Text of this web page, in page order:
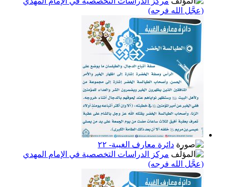
(عجَّل الله فرجه)
دائرة معارف الغيبة- ٢٢
مركز الدراسات التخصصية في الإمام المهدي
(عجَّل الله فرجه)